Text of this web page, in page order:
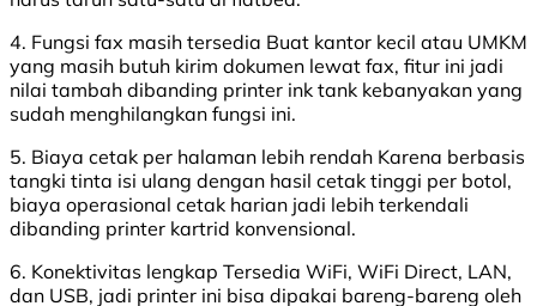
4. Fungsi fax masih tersedia Buat kantor kecil atau UMKM
yang masih butuh kirim dokumen lewat fax, fitur ini jadi
nilai tambah dibanding printer ink tank kebanyakan yang
sudah menghilangkan fungsi ini.
5. Biaya cetak per halaman lebih rendah Karena berbasis
tangki tinta isi ulang dengan hasil cetak tinggi per botol,
biaya operasional cetak harian jadi lebih terkendali
dibanding printer kartrid konvensional.
6. Konektivitas lengkap Tersedia WiFi, WiFi Direct, LAN,
dan USB, jadi printer ini bisa dipakai bareng-bareng oleh